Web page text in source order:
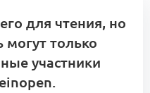
для чтения, но
только
участники